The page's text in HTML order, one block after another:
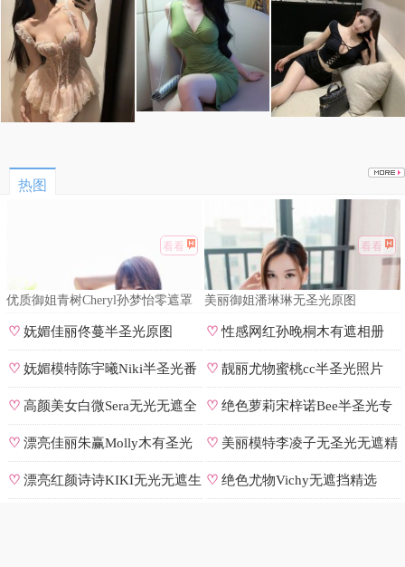
热图
看看
优质御姐青树Cheryl孙梦怡零遮罩
看看
美丽御姐潘琳琳无圣光原图
♡妩媚佳丽佟蔓半圣光原图 ♡性感网红孙晚桐木有遮相册
♡妩媚模特陈宇曦Niki半圣光番
号
♡ 靓丽尤物蜜桃cc半圣光照片
♡高颜美女白微Sera无光无遮全
集
♡ 绝色萝莉宋梓诺Bee半圣光专
辑
♡漂亮佳丽朱赢Molly木有圣光
原图
♡ 美丽模特李凌子无圣光无遮精
选
♡漂亮红颜诗诗KIKI无光无遮生 ♡ 绝色尤物Vichy无遮挡精选